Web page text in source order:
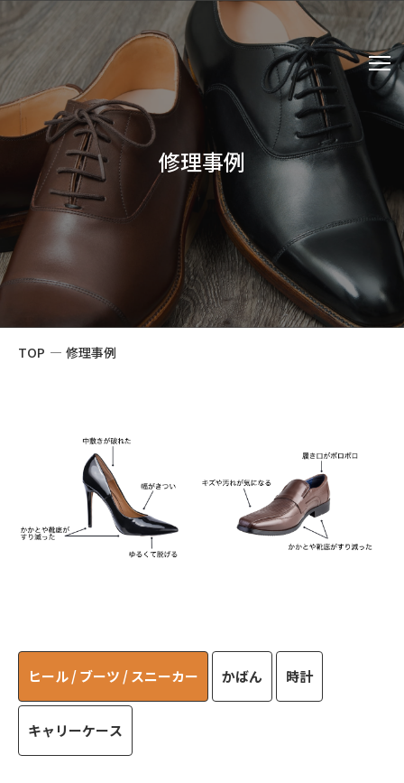
修理事例
TOP — 修理事例
ヒール / ブーツ / スニーカー かばん 時計
キャリーケース